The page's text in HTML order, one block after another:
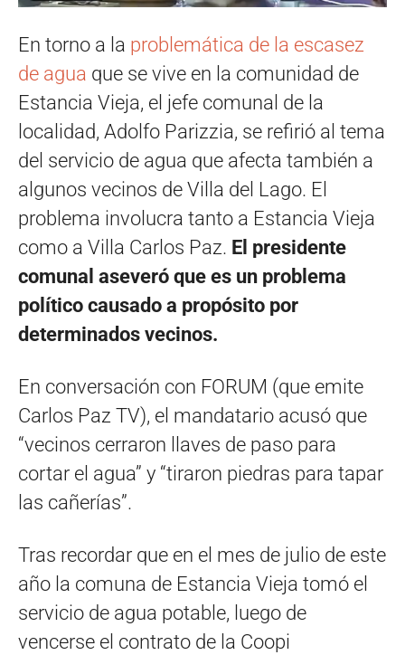
En torno a la problemática de la escasez
de agua que se vive en la comunidad de
Estancia Vieja, el jefe comunal de la
localidad, Adolfo Parizzia, se refirió al tema
del servicio de agua que afecta también a
algunos vecinos de Villa del Lago. El
problema involucra tanto a Estancia Vieja
como a Villa Carlos Paz. El presidente
comunal aseveró que es un problema
político causado a propósito por
determinados vecinos.
En conversación con FORUM (que emite
Carlos Paz TV), el mandatario acusó que
“vecinos cerraron llaves de paso para
cortar el agua” y “tiraron piedras para tapar
las cañerías”.
Tras recordar que en el mes de julio de este
año la comuna de Estancia Vieja tomó el
servicio de agua potable, luego de
vencerse el contrato de la Coopi